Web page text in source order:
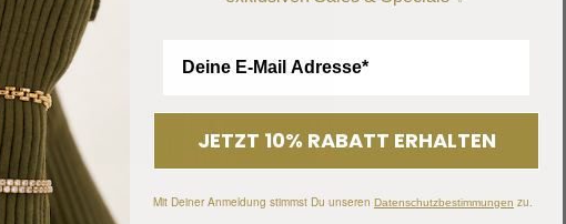
JETZT 10% RABATT ERHALTEN
Mit Deiner Anmeldung stimmst Du unseren Datenschutzbestimmungen zu.